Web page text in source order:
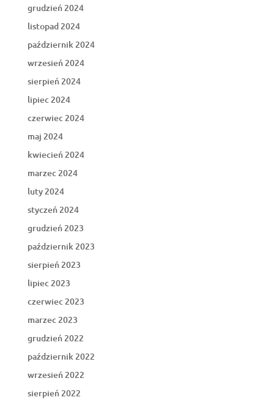
grudzień 2024
listopad 2024
październik 2024
wrzesień 2024
sierpień 2024
lipiec 2024
czerwiec 2024
maj 2024
kwiecień 2024
marzec 2024
luty 2024
styczeń 2024
grudzień 2023
październik 2023
sierpień 2023
lipiec 2023
czerwiec 2023
marzec 2023
grudzień 2022
październik 2022
wrzesień 2022
sierpień 2022